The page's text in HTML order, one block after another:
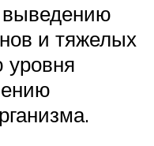
выведению
и тяжелых
уровня